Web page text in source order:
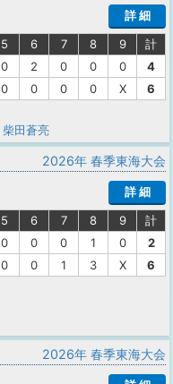
詳 細
5 6 7 8 9
計
0 2 0 0 0
4
0 0 0 0 X
6
柴田蒼亮
2026年 春季東海大会
詳 細
5 6 7 8 9
計
0 0 0 1 0
2
0 0 1 3 X
6
2026年 春季東海大会